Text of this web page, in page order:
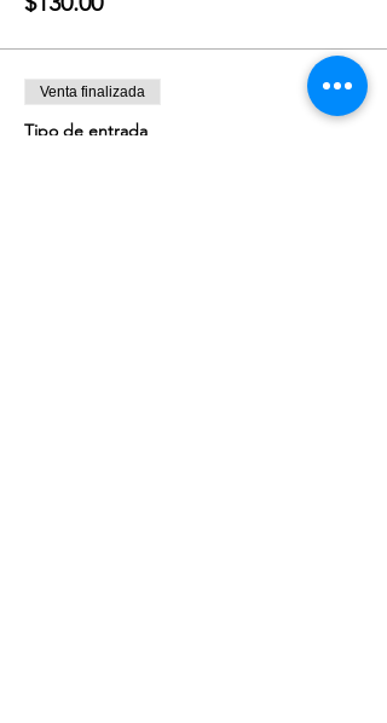
Venta finalizada
Tipo de entrada